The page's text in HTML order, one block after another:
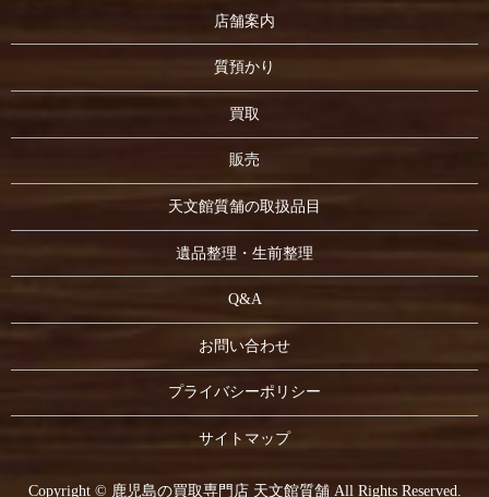
店舗案内
質預かり
買取
販売
天文館質舗の取扱品目
遺品整理・生前整理
Q&A
お問い合わせ
プライバシーポリシー
サイトマップ
Copyright © 鹿児島の買取専門店 天文館質舗 All Rights Reserved.